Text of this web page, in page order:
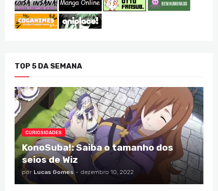
TOP 5 DA SEMANA
CURIOSIDADES
KonoSuba!: Saiba o tamanho dos
seios de Wiz
por Lucas Gomes - dezembro 10, 2022